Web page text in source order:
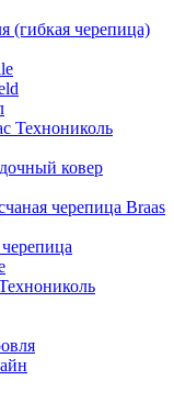
(гибкая черепица)
Технониколь
ковер
черепица Braas